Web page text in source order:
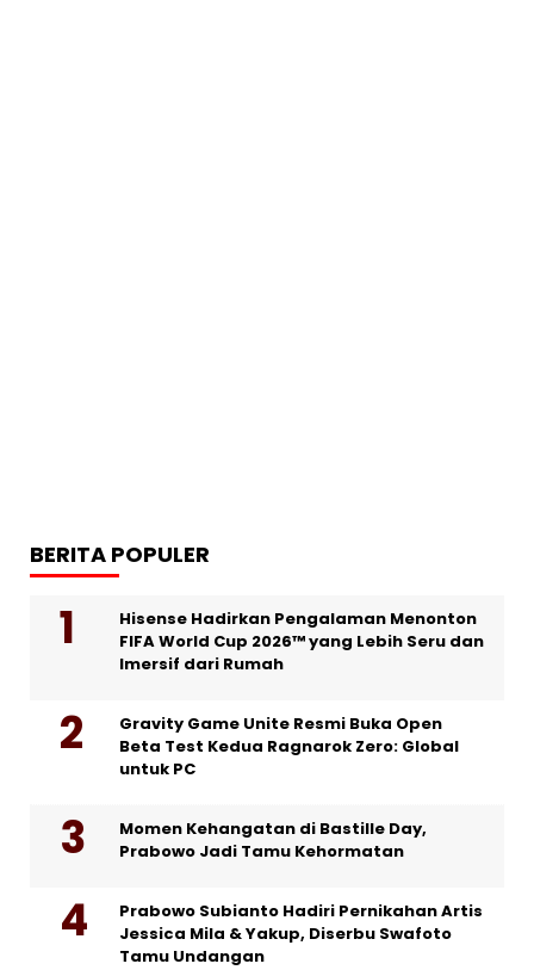
BERITA POPULER
Hisense Hadirkan Pengalaman Menonton
FIFA World Cup 2026™ yang Lebih Seru dan
Imersif dari Rumah
Gravity Game Unite Resmi Buka Open
Beta Test Kedua Ragnarok Zero: Global
untuk PC
Momen Kehangatan di Bastille Day,
Prabowo Jadi Tamu Kehormatan
Prabowo Subianto Hadiri Pernikahan Artis
Jessica Mila & Yakup, Diserbu Swafoto
Tamu Undangan